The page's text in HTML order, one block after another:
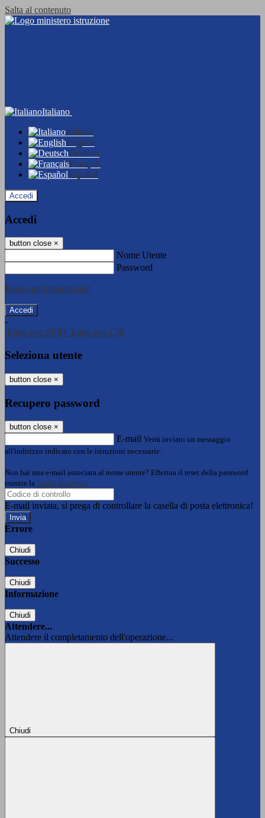
Salta al contenuto
Italiano
Italiano
English
Deutsch
Français
Español
Accedi
Accedi
button close ×
Nome Utente
Password
Password dimenticata?
-
Entra con SPID Entra con CIE
Seleziona utente
button close ×
Recupero password
button close ×
E-mail Verrà inviato un messaggio
all'indirizzo indicato con le istruzioni necessarie.
Non hai una e-mail associata al nome utente? Effettua il reset della password
tramite la Login Spaggiari
E-mail inviata, si prega di controllare la casella di posta elettronica!
Errore
Chiudi
Successo
Chiudi
Informazione
Chiudi
Attendere...
Attendere il completamento dell'operazione...
Chiudi